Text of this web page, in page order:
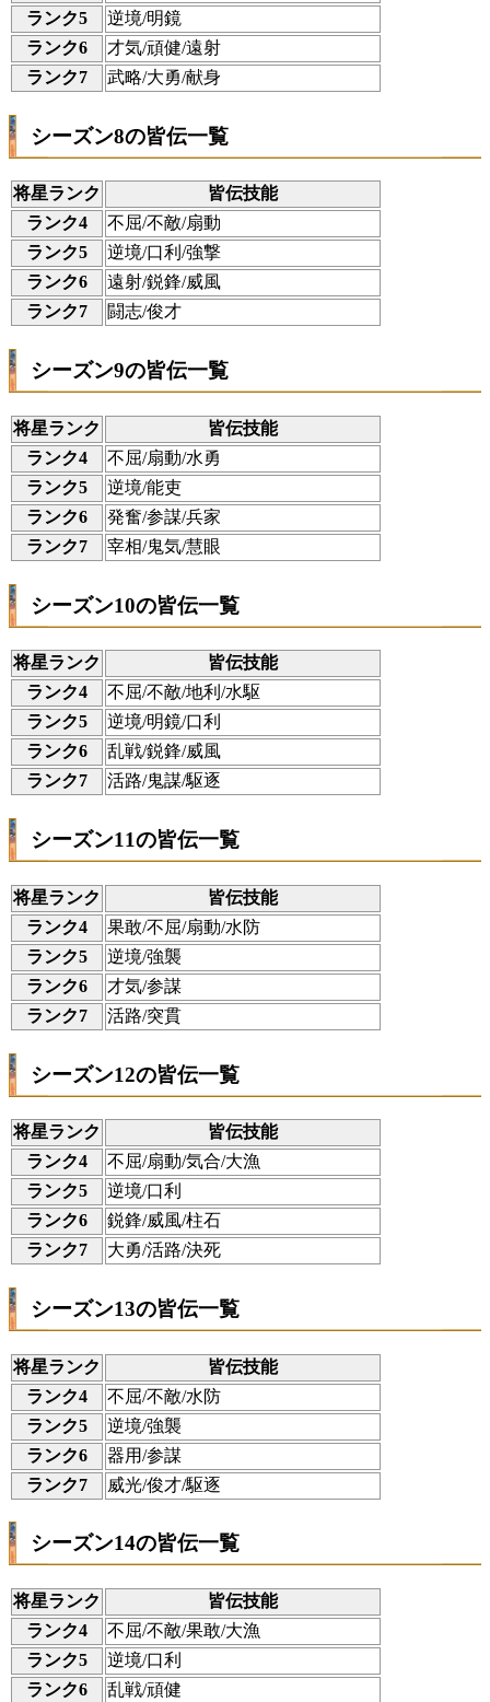
ランク5
逆境/明鏡
ランク6
才気/頑健/遠射
ランク7
武略/大勇/献身
シーズン8の皆伝一覧
将星ランク
皆伝技能
ランク4
不屈/不敵/扇動
ランク5
逆境/口利/強撃
ランク6
遠射/鋭鋒/威風
ランク7
闘志/俊才
シーズン9の皆伝一覧
将星ランク
皆伝技能
ランク4
不屈/扇動/水勇
ランク5
逆境/能吏
ランク6
発奮/参謀/兵家
ランク7
宰相/鬼気/慧眼
シーズン10の皆伝一覧
将星ランク
皆伝技能
ランク4
不屈/不敵/地利/水駆
ランク5
逆境/明鏡/口利
ランク6
乱戦/鋭鋒/威風
ランク7
活路/鬼謀/駆逐
シーズン11の皆伝一覧
将星ランク
皆伝技能
ランク4
果敢/不屈/扇動/水防
ランク5
逆境/強襲
ランク6
才気/参謀
ランク7
活路/突貫
シーズン12の皆伝一覧
将星ランク
皆伝技能
ランク4
不屈/扇動/気合/大漁
ランク5
逆境/口利
ランク6
鋭鋒/威風/柱石
ランク7
大勇/活路/決死
シーズン13の皆伝一覧
将星ランク
皆伝技能
ランク4
不屈/不敵/水防
ランク5
逆境/強襲
ランク6
器用/参謀
ランク7
威光/俊才/駆逐
シーズン14の皆伝一覧
将星ランク
皆伝技能
ランク4
不屈/不敵/果敢/大漁
ランク5
逆境/口利
ランク6
乱戦/頑健